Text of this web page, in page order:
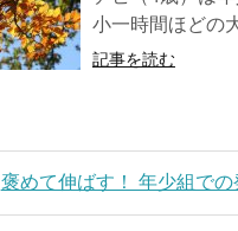
小一時間ほどの
記事を読む
褒めて伸ばす！ 年少組での